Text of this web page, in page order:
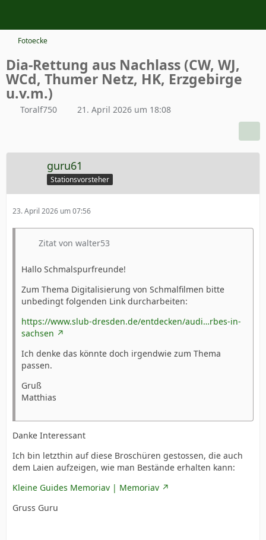
Fotoecke
Dia-Rettung aus Nachlass (CW, WJ,
WCd, Thumer Netz, HK, Erzgebirge
u.v.m.)
Toralf750 21. April 2026 um 18:08
guru61
Stationsvorsteher
23. April 2026 um 07:56
Zitat von walter53
Hallo Schmalspurfreunde!
Zum Thema Digitalisierung von Schmalfilmen bitte
unbedingt folgenden Link durcharbeiten:
https://www.slub-dresden.de/entdecken/audi…rbes-in-
sachsen
Ich denke das könnte doch irgendwie zum Thema
passen.
Gruß
Matthias
Danke Interessant
Ich bin letzthin auf diese Broschüren gestossen, die auch
dem Laien aufzeigen, wie man Bestände erhalten kann:
Kleine Guides Memoriav | Memoriav
Gruss Guru